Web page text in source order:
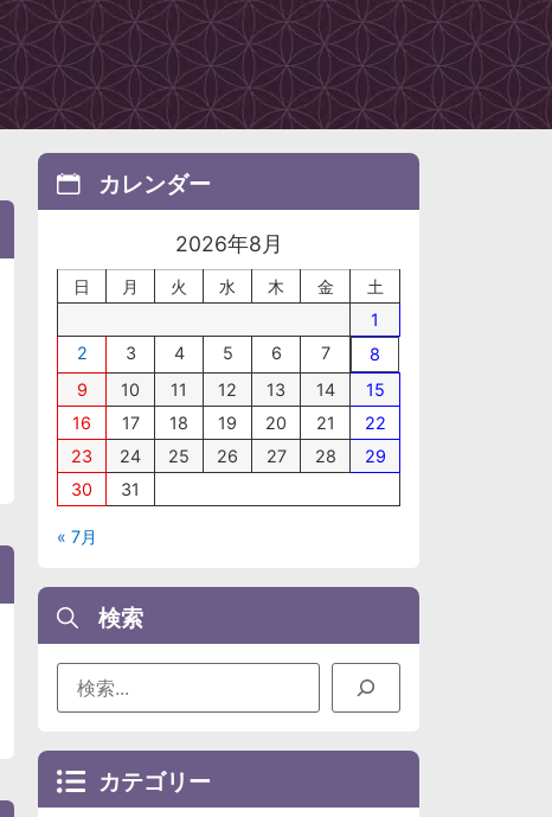
カレンダー
2026年8月
日 月 火 水 木 金
土
1
2
3 4 5 6 7
8
9
10 11 12 13 14
15
16
17 18 19 20 21
22
23
24 25 26 27 28
29
30
31
« 7月
検索
カテゴリー